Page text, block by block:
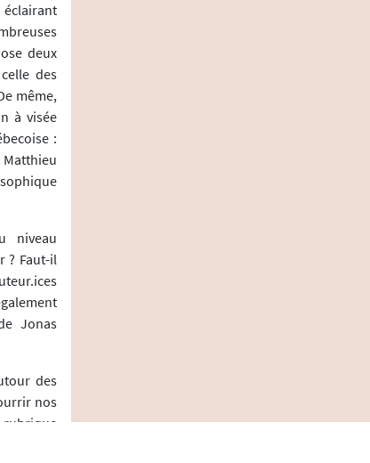
deux
des
même,
à visée
:
Matthieu
niveau
? Faut-il
Jonas
des
nos